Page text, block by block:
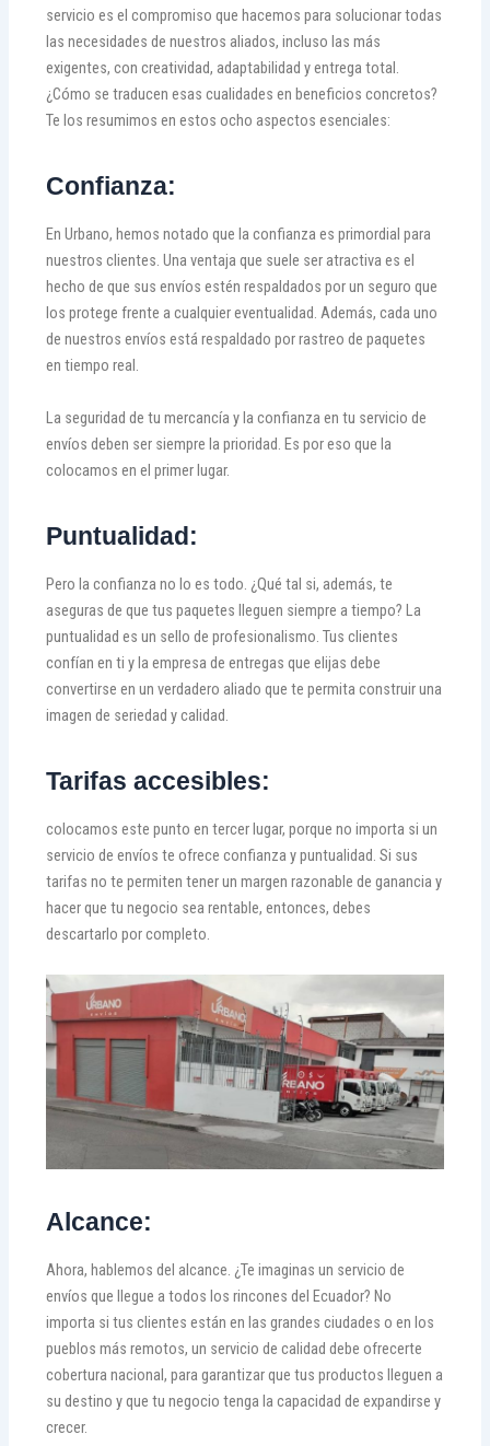
servicio es el compromiso que hacemos para solucionar todas
las necesidades de nuestros aliados, incluso las más
exigentes, con creatividad, adaptabilidad y entrega total.
¿Cómo se traducen esas cualidades en beneficios concretos?
Te los resumimos en estos ocho aspectos esenciales:
Confianza:
En Urbano, hemos notado que la confianza es primordial para
nuestros clientes. Una ventaja que suele ser atractiva es el
hecho de que sus envíos estén respaldados por un seguro que
los protege frente a cualquier eventualidad. Además, cada uno
de nuestros envíos está respaldado por rastreo de paquetes
en tiempo real.
La seguridad de tu mercancía y la confianza en tu servicio de
envíos deben ser siempre la prioridad. Es por eso que la
colocamos en el primer lugar.
Puntualidad:
Pero la confianza no lo es todo. ¿Qué tal si, además, te
aseguras de que tus paquetes lleguen siempre a tiempo? La
puntualidad es un sello de profesionalismo. Tus clientes
confían en ti y la empresa de entregas que elijas debe
convertirse en un verdadero aliado que te permita construir una
imagen de seriedad y calidad.
Tarifas accesibles:
colocamos este punto en tercer lugar, porque no importa si un
servicio de envíos te ofrece confianza y puntualidad. Si sus
tarifas no te permiten tener un margen razonable de ganancia y
hacer que tu negocio sea rentable, entonces, debes
descartarlo por completo.
Alcance:
Ahora, hablemos del alcance. ¿Te imaginas un servicio de
envíos que llegue a todos los rincones del Ecuador? No
importa si tus clientes están en las grandes ciudades o en los
pueblos más remotos, un servicio de calidad debe ofrecerte
cobertura nacional, para garantizar que tus productos lleguen a
su destino y que tu negocio tenga la capacidad de expandirse y
crecer.